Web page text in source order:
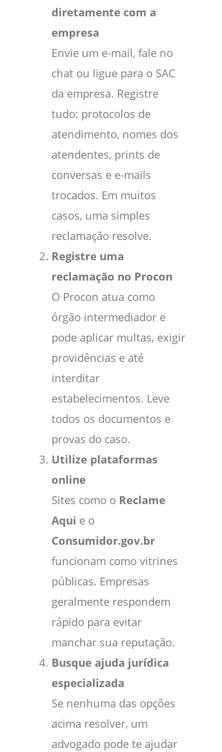
diretamente com a
empresa
Envie um e-mail, fale no
chat ou ligue para o SAC
da empresa. Registre
tudo: protocolos de
atendimento, nomes dos
atendentes, prints de
conversas e e-mails
trocados. Em muitos
casos, uma simples
reclamação resolve.
Registre uma
reclamação no Procon
O Procon atua como
órgão intermediador e
pode aplicar multas, exigir
providências e até
interditar
estabelecimentos. Leve
todos os documentos e
provas do caso.
Utilize plataformas
online
Sites como o Reclame
Aqui e o
Consumidor.gov.br
funcionam como vitrines
públicas. Empresas
geralmente respondem
rápido para evitar
manchar sua reputação.
Busque ajuda jurídica
especializada
Se nenhuma das opções
acima resolver, um
advogado pode te ajudar